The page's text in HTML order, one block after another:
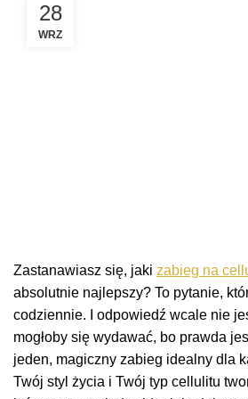
28
WRZ
Zastanawiasz się, jaki zabieg na
absolutnie najlepszy? To pytanie,
codziennie. I odpowiedź wcale nie
mogłoby się wydawać, bo prawda
jeden, magiczny zabieg idealny dla
Twój styl życia i Twój typ cellulitu